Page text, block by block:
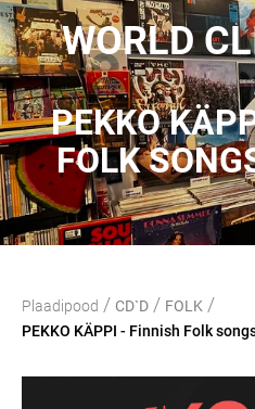
WORLD
PEKKO
FOLK
Plaadipood / CD`D / FOLK /
PEKKO KÄPPI - Finnish Folk